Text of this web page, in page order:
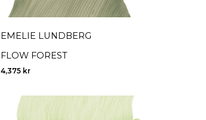
EMELIE LUNDBERG
FLOW FOREST
4,375 kr